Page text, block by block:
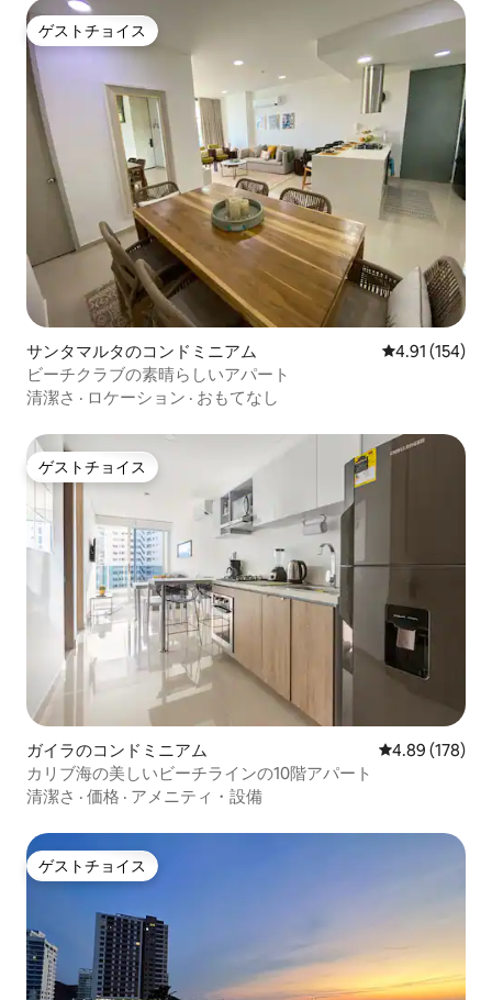
ゲストチョイス
ゲストチョイス
サンタマルタのコンドミニアム レビュー154
4.91 (154)
ビーチクラブの素晴らしいアパート
清潔さ · ロケーション · おもてなし
ゲストチョイス
ゲストチョイス
ガイラのコンドミニアム レビュー178
4.89 (178)
カリブ海の美しいビーチラインの10階アパート
清潔さ · 価格 · アメニティ・設備
ゲストチョイス
ゲストチョイス